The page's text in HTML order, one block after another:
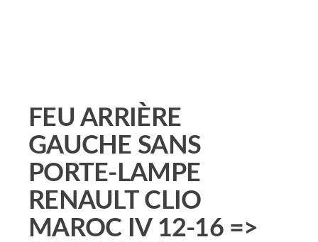
FEU ARRIÈRE
GAUCHE SANS
PORTE-LAMPE
RENAULT CLIO
MAROC IV 12-16 =>